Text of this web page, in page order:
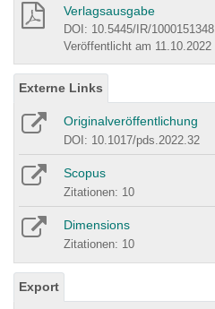
Verlagsausgabe
DOI: 10.5445/IR/1000151348
Veröffentlicht am 11.10.2022
Externe Links
Originalveröffentlichung
DOI: 10.1017/pds.2022.32
Scopus
Zitationen: 10
Dimensions
Zitationen: 10
Export